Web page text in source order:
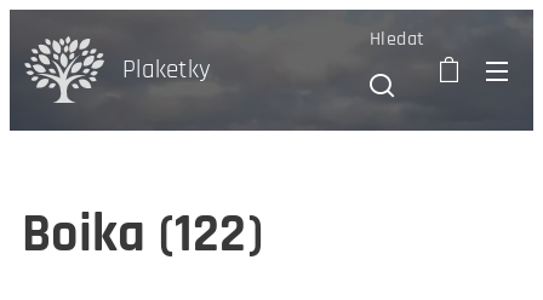
Plaketky
Hledat
Boika (122)